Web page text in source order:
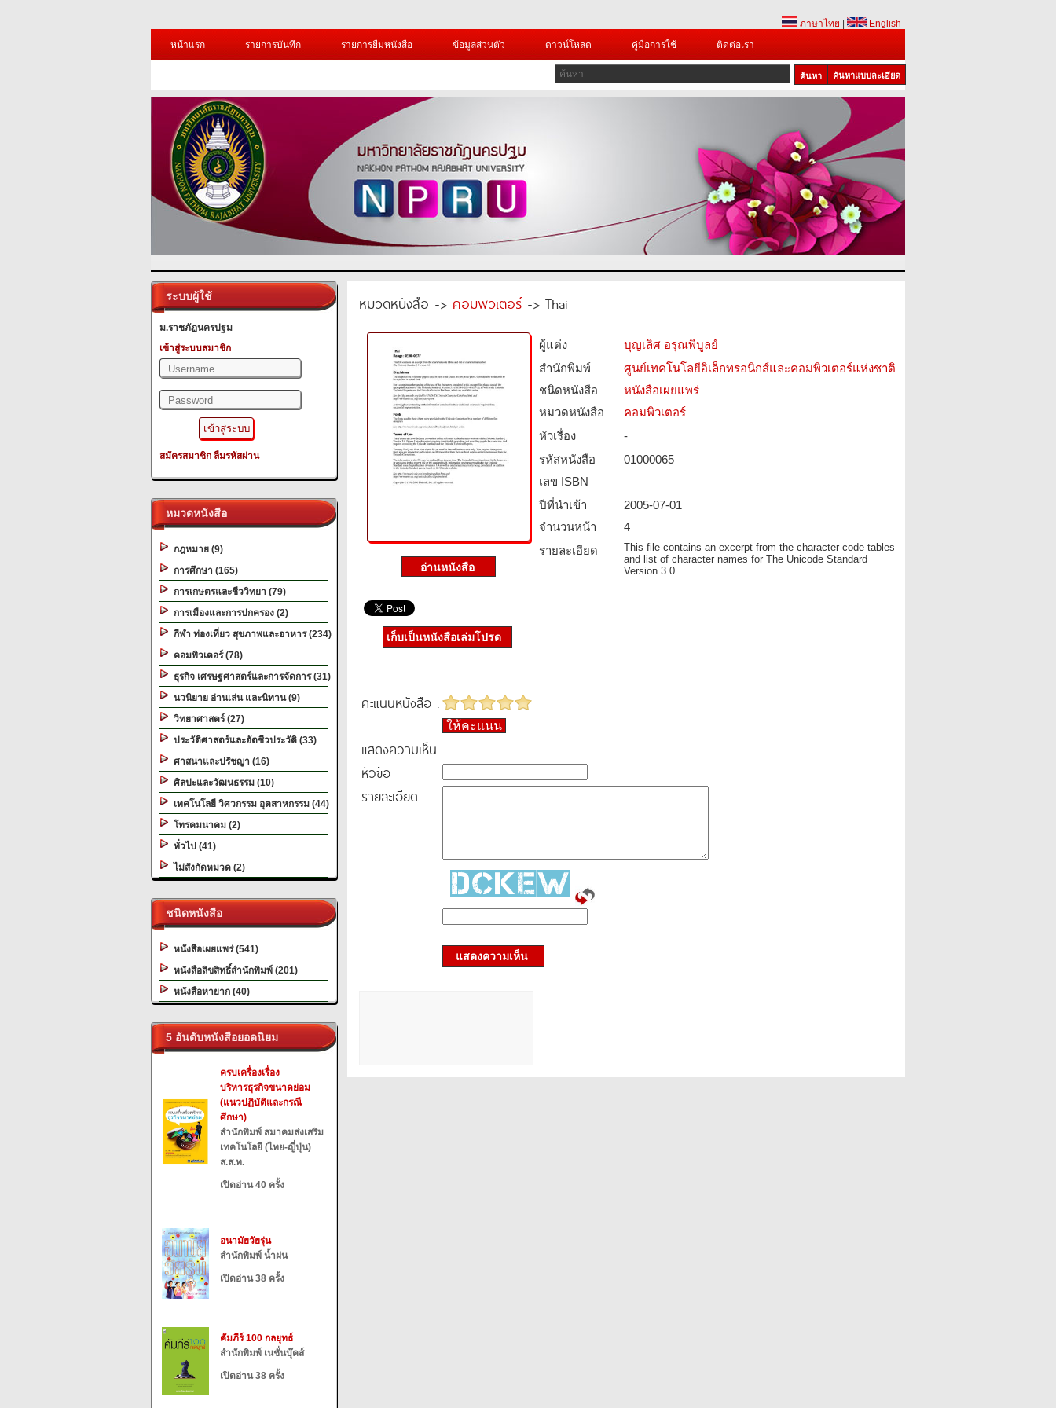
ภาษาไทย
English
หน้าแรก
รายการบันทึก รายการยืมหนังสือ ข้อมูลส่วนตัว ดาวน์โหลด คู่มือการใช้ ติดต่อเรา
ค้นหาแบบละเอียด
ระบบผู้ใช้
ม.ราชภัฏนครปฐม
เข้าสู่ระบบสมาชิก
สมัครสมาชิก ลืมรหัสผ่าน
หมวดหนังสือ
กฎหมาย (9)
การศึกษา (165)
การเกษตรและชีววิทยา (79)
การเมืองและการปกครอง (2)
กีฬา ท่องเที่ยว สุขภาพและอาหาร (234)
คอมพิวเตอร์ (78)
ธุรกิจ เศรษฐศาสตร์และการจัดการ (31)
นวนิยาย อ่านเล่น และนิทาน (9)
วิทยาศาสตร์ (27)
ประวัติศาสตร์และอัตชีวประวัติ (33)
ศาสนาและปรัชญา (16)
ศิลปะและวัฒนธรรม (10)
เทคโนโลยี วิศวกรรม อุตสาหกรรม (44)
โทรคมนาคม (2)
ทั่วไป (41)
ไม่สังกัดหมวด (2)
ชนิดหนังสือ
หนังสือเผยแพร่ (541)
หนังสือลิขสิทธิ์สำนักพิมพ์ (201)
หนังสือหายาก (40)
5 อันดับหนังสือยอดนิยม
ครบเครื่องเรื่อง
บริหารธุรกิจขนาดย่อม
(แนวปฏิบัติและกรณี
ศึกษา)
สำนักพิมพ์ สมาคมส่งเสริม
เทคโนโลยี (ไทย-ญี่ปุ่น)
ส.ส.ท.
เปิดอ่าน 40 ครั้ง
อนามัยวัยรุ่น
สำนักพิมพ์ น้ำฝน
เปิดอ่าน 38 ครั้ง
คัมภีร์ 100 กลยุทธ์
สำนักพิมพ์ เนชั่นบุ๊คส์
เปิดอ่าน 38 ครั้ง
หมวดหนังสือ -> คอมพิวเตอร์-> Thai
ผู้แต่ง
บุญเลิศ อรุณพิบูลย์
สำนักพิมพ์
ศูนย์เทคโนโลยีอิเล็กทรอนิกส์และคอมพิวเตอร์แห่งชาติ
ชนิดหนังสือ­
หนังสือเผยแพร่
หมวดหนังสือ­
คอมพิวเตอร์
หัวเรื่อง
-
รหัสหนังสือ­
01000065
เลข ISBN
ปีที่นำเข้า
2005-07-01
จำนวนหน้า
4
รายละเอียด
This file contains an excerpt from the character code tables
and list of character names for The Unicode Standard
Version 3.0.
เก็บเป็นหนังสือเล่มโปรด
คะแนนหนังสือ :
ให้คะแนน
แสดงความเห็น
หัวข้อ
รายละเอียด
แสดงความเห็น